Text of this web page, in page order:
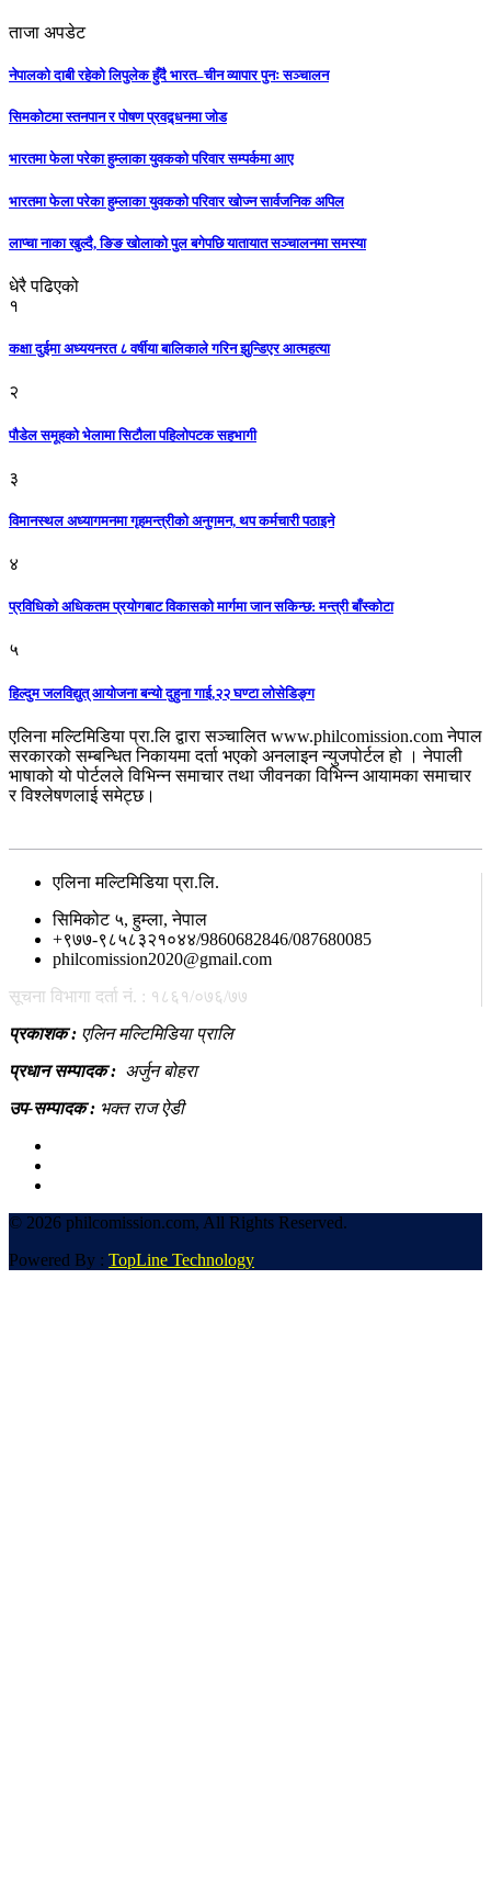
ताजा अपडेट
नेपालको दाबी रहेको लिपुलेक हुँदै भारत–चीन व्यापार पुनः सञ्चालन
सिमकोटमा स्तनपान र पोषण प्रवद्र्धनमा जोड
भारतमा फेला परेका हुम्लाका युवकको परिवार सम्पर्कमा आए
भारतमा फेला परेका हुम्लाका युवकको परिवार खोज्न सार्वजनिक अपिल
लाप्चा नाका खुल्दै, ङिङ खोलाको पुल बगेपछि यातायात सञ्चालनमा समस्या
धेरै पढिएको
१
कक्षा दुईमा अध्ययनरत ८ वर्षीया बालिकाले गरिन झुन्डिएर आत्महत्या
२
पौडेल समूहको भेलामा सिटौला पहिलोपटक सहभागी
३
विमानस्थल अध्यागमनमा गृहमन्त्रीको अनुगमन, थप कर्मचारी पठाइने
४
प्रविधिको अधिकतम प्रयोगबाट विकासको मार्गमा जान सकिन्छ: मन्त्री बाँस्कोटा
५
हिल्दुम जलविद्युत् आयोजना बन्यो दुहुना गाई,२२ घण्टा लोसेडिङ्ग
एलिना मल्टिमिडिया प्रा.लि द्वारा सञ्चालित www.philcomission.com नेपाल
सरकारको सम्बन्धित निकायमा दर्ता भएको अनलाइन न्युजपोर्टल हो । नेपाली
भाषाको यो पोर्टलले विभिन्न समाचार तथा जीवनका विभिन्न आयामका समाचार
र विश्लेषणलाई समेट्छ।
एलिना मल्टिमिडिया प्रा.लि.
सिमिकोट ५, हुम्ला, नेपाल
+९७७-९८५८३२१०४४/9860682846/087680085
philcomission2020@gmail.com
सूचना विभागा दर्ता नं. : १८६१/०७६/७७
प्रकाशक : एलिन मल्टिमिडिया प्रालि
प्रधान सम्पादक : अर्जुन बोहरा
उप-सम्पादक : भक्त राज ऐडी
© 2026 philcomission.com, All Rights Reserved.
Powered By : TopLine Technology